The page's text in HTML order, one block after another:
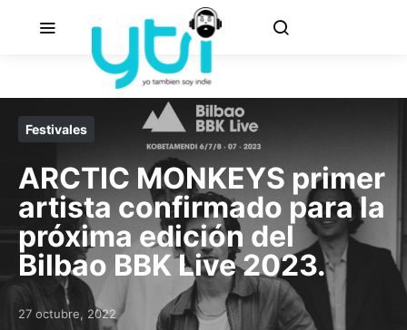
Festivales
ARCTIC MONKEYS primer
artista confirmado para la
próxima edición del
Bilbao BBK Live 2023.
Posted on
27 octubre, 2022